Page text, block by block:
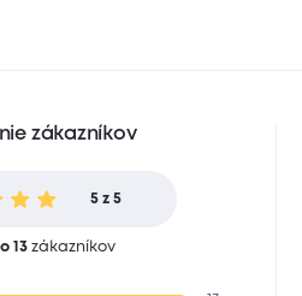
zákazníkov
5 z 5
13 zákazníkov